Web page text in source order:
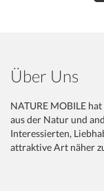
Über Uns
NATURE MOBILE
aus der Natur und
Interessierten,
attraktive Art näher